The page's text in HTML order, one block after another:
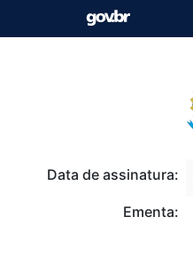
Data de assinatura:
Ementa: